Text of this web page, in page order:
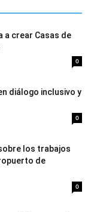
a crear Casas de
0
diálogo inclusivo y
0
los trabajos
de
0